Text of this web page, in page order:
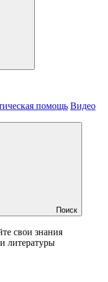
помощь Видео
Поиск
свои знания
литературы